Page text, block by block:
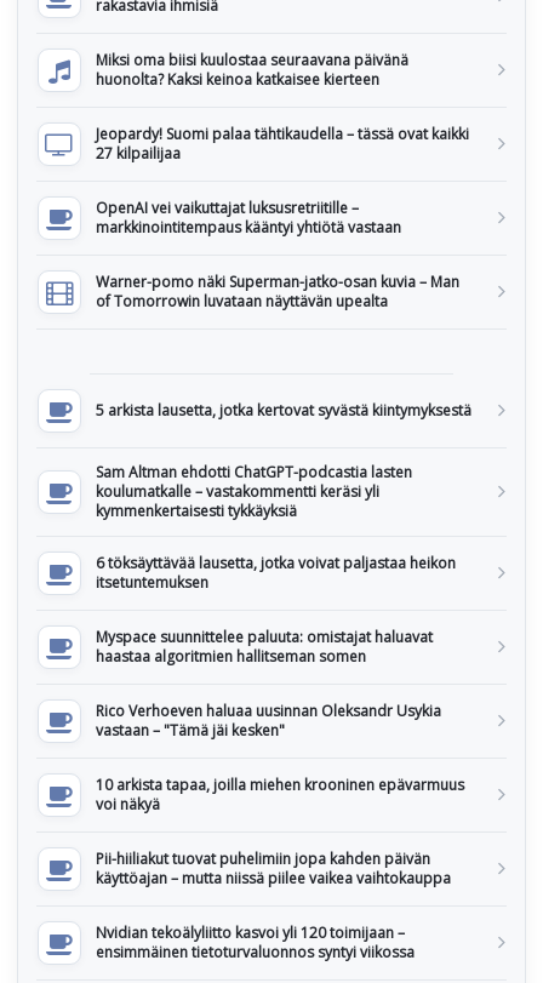
rakastavia ihmisiä
Miksi oma biisi kuulostaa seuraavana päivänä
huonolta? Kaksi keinoa katkaisee kierteen
Jeopardy! Suomi palaa tähtikaudella – tässä ovat kaikki
27 kilpailijaa
OpenAI vei vaikuttajat luksusretriitille –
markkinointitempaus kääntyi yhtiötä vastaan
Warner-pomo näki Superman-jatko-osan kuvia – Man
of Tomorrowin luvataan näyttävän upealta
5 arkista lausetta, jotka kertovat syvästä kiintymyksestä
Sam Altman ehdotti ChatGPT-podcastia lasten
koulumatkalle – vastakommentti keräsi yli
kymmenkertaisesti tykkäyksiä
6 töksäyttävää lausetta, jotka voivat paljastaa heikon
itsetuntemuksen
Myspace suunnittelee paluuta: omistajat haluavat
haastaa algoritmien hallitseman somen
Rico Verhoeven haluaa uusinnan Oleksandr Usykia
vastaan – "Tämä jäi kesken"
10 arkista tapaa, joilla miehen krooninen epävarmuus
voi näkyä
Pii-hiiliakut tuovat puhelimiin jopa kahden päivän
käyttöajan – mutta niissä piilee vaikea vaihtokauppa
Nvidian tekoälyliitto kasvoi yli 120 toimijaan –
ensimmäinen tietoturvaluonnos syntyi viikossa